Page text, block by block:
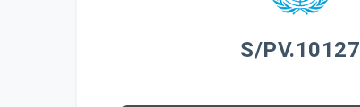
S/PV.10127